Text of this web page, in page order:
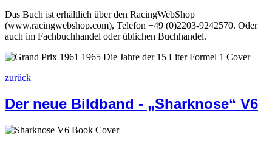
Das Buch ist erhältlich über den RacingWebShop
(www.racingwebshop.com), Telefon +49 (0)2203-9242570. Oder
auch im Fachbuchhandel oder üblichen Buchhandel.
zurück
Der neue Bildband - „Sharknose“ V6